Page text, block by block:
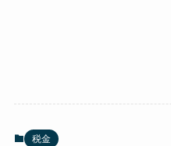
税金